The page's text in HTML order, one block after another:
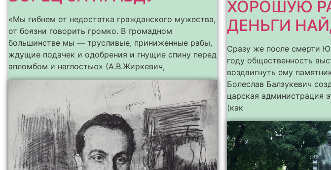
«Мы гибнем от недостатка гражданского мужества,
от боязни говорить громко. В громадном
большинстве мы — трусливые, приниженные рабы,
ждущие подачек и одобрения и гнущие спину перед
апломбом и наглостью» (А.В.Жиркевич,
ХОРОШУЮ
ДЕНЬГИ
Сразу же после смерти
году общественность
воздвигнуть ему
Болеслав Балзукевич
царская администрация
(как